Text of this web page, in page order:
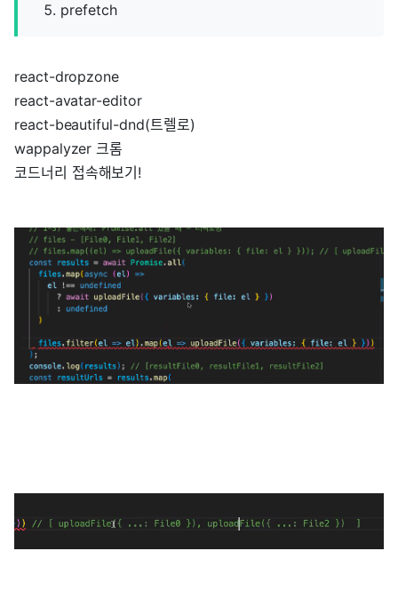
prefetch
react-dropzone
react-avatar-editor
react-beautiful-dnd(트렐로)
wappalyzer 크롬
코드너리 접속해보기!